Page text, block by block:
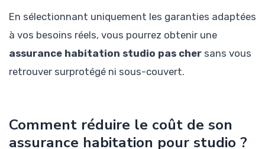
En sélectionnant uniquement les garanties adaptées
à vos besoins réels, vous pourrez obtenir une
assurance habitation studio pas cher sans vous
retrouver surprotégé ni sous-couvert.
Comment réduire le coût de son
assurance habitation pour studio ?